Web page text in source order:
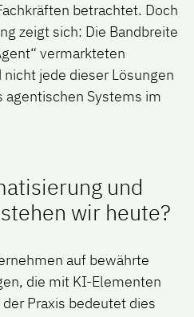
betrachtet. Doch
zeigt sich: Die Bandbreite
vermarkteten
jede dieser Lösungen
Systems im
und
wir heute?
auf bewährte
die mit KI-Elementen
Praxis bedeutet dies